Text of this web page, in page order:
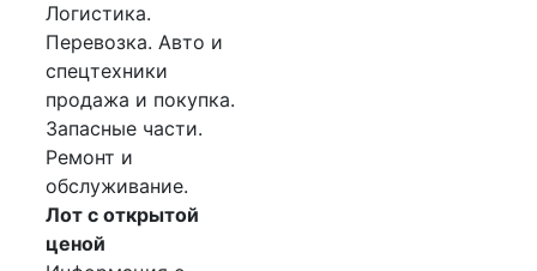
Логистика.
Перевозка. Авто и
спецтехники
продажа и покупка.
Запасные части.
Ремонт и
обслуживание.
Лот с открытой
ценой